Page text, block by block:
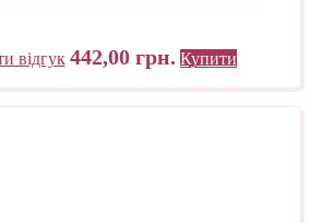
відгук 442,00 грн. Купити